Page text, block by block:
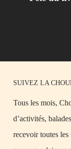
SUIVEZ LA
Tous les mois,
d’activités,
recevoir toutes